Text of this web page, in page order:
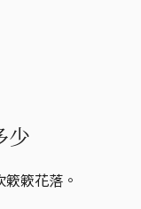
少
簌花落。